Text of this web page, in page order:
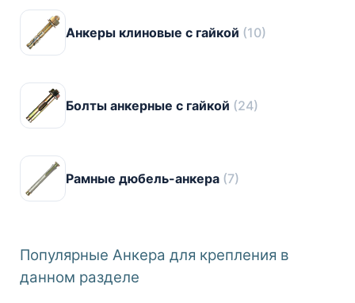
Анкеры клиновые с гайкой (10)
Болты анкерные с гайкой (24)
Рамные дюбель-анкера (7)
Популярные Анкера для крепления в
данном разделе